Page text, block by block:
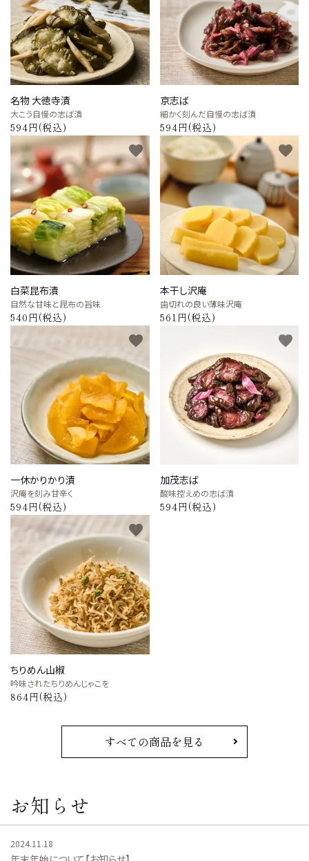
名物 大徳寺漬
大こう自慢の志ば漬
594円(税込)
京志ば
細かく刻んだ自慢の志ば漬
594円(税込)
白菜昆布漬
自然な甘味と昆布の旨味
540円(税込)
favorite
本干し沢庵
歯切れの良い薄味沢庵
561円(税込)
favorite
一休かりかり漬
沢庵を刻み甘辛く
594円(税込)
favorite
加茂志ば
酸味控えめの志ば漬
594円(税込)
favorite
ちりめん山椒
吟味されたちりめんじゃこを
864円(税込)
favorite
すべての商品を見る
お知らせ
2024.11.18